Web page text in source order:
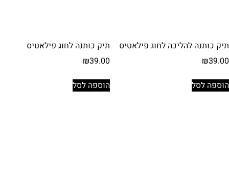
תיק כותנה להליכה לחוג פילאטיס
₪39.00
הוספה לסל
תיק כותנה לחוג פילאטיס
₪39.00
הוספה לסל